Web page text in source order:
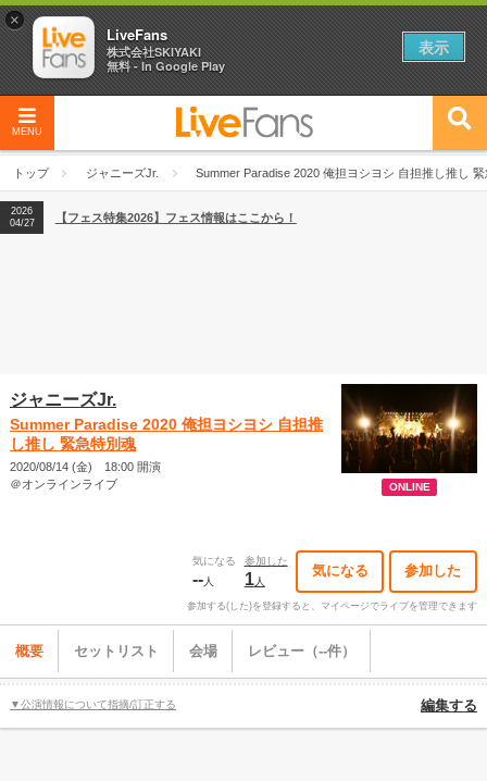
MENU
トップ ジャニーズJr. Summer Paradise 2020 俺担ヨシヨシ 自担推し推し
2026
04/27
2026
【ライブ動員ランキング】2026年上半期編発表！
2026
04/27
【フェス特集2026】フェス情報はここから！
ONLINE
ジャニーズJr.
Summer Paradise 2020 俺担ヨシヨシ 自担推
し推し 緊急特別魂
2020/08/14 (金) 18:00 開演
＠オンラインライブ
気になる
--人
参加した
1人
気になる 参加した
参加する(した)を登録すると、マイページでライブを管理できます
概要 セットリスト 会場 レビュー（--件）
▼公演情報について指摘/訂正する 編集する
×
LiveFans
株式会社SKIYAKI
無料 - In Google Play
表示